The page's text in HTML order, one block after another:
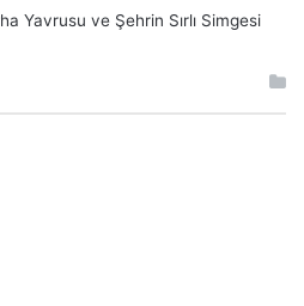
Yavrusu ve Şehrin Sırlı Simgesi